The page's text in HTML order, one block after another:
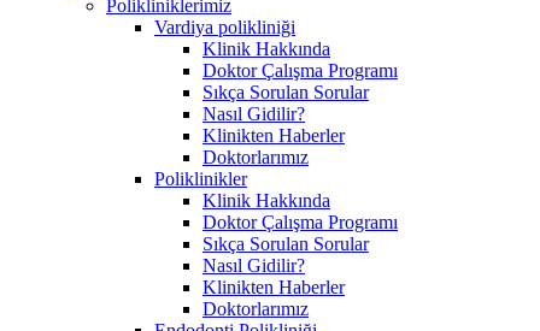
Polikliniklerimiz
Vardiya polikliniği
Klinik Hakkında
Doktor Çalışma Programı
Sıkça Sorulan Sorular
Nasıl Gidilir?
Klinikten Haberler
Doktorlarımız
Poliklinikler
Klinik Hakkında
Doktor Çalışma Programı
Sıkça Sorulan Sorular
Nasıl Gidilir?
Klinikten Haberler
Doktorlarımız